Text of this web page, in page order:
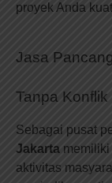
proyek Anda
Jasa
Tanpa
Sebagai pusat
Jakarta
aktivitas